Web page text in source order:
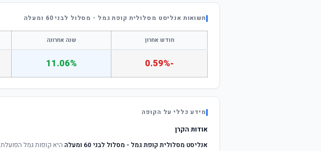
תשואות אנליסט מסלולית קופת גמל - מסלול לבני 60 ומעלה
חודש אחרון שנה אחרונה
-0.59%
11.06%
מידע כללי על הקופה
אודות הקרן
אנליסט מסלולית קופת גמל - מסלול לבני 60 ומעלה
היא קופות גמל הפועלת